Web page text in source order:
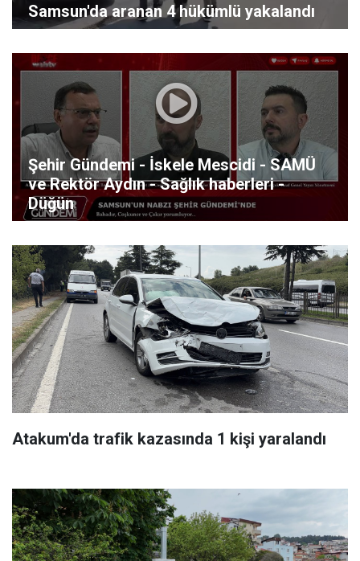
Samsun'da aranan 4 hükümlü yakalandı
Şehir Gündemi - İskele Mescidi - SAMÜ
ve Rektör Aydın - Sağlık haberleri -
Düğün
Atakum'da trafik kazasında 1 kişi yaralandı